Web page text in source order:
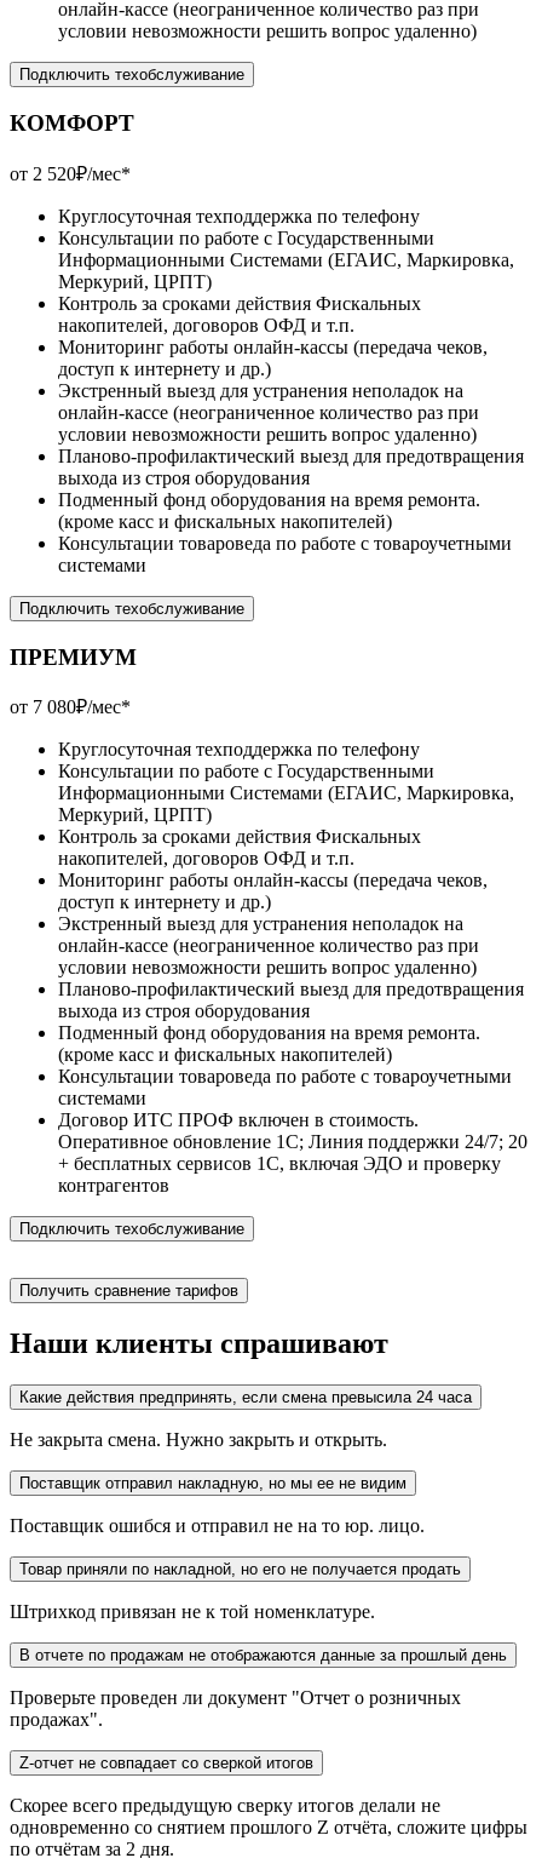
онлайн-кассе (неограниченное количество раз при
условии невозможности решить вопрос удаленно)
Подключить техобслуживание
КОМФОРТ
от 2 520₽/мес*
Круглосуточная техподдержка по телефону
Консультации по работе с Государственными
Информационными Системами (ЕГАИС, Маркировка,
Меркурий, ЦРПТ)
Контроль за сроками действия Фискальных
накопителей, договоров ОФД и т.п.
Мониторинг работы онлайн-кассы (передача чеков,
доступ к интернету и др.)
Экстренный выезд для устранения неполадок на
онлайн-кассе (неограниченное количество раз при
условии невозможности решить вопрос удаленно)
Планово-профилактический выезд для предотвращения
выхода из строя оборудования
Подменный фонд оборудования на время ремонта.
(кроме касс и фискальных накопителей)
Консультации товароведа по работе с товароучетными
системами
Подключить техобслуживание
ПРЕМИУМ
от 7 080₽/мес*
Круглосуточная техподдержка по телефону
Консультации по работе с Государственными
Информационными Системами (ЕГАИС, Маркировка,
Меркурий, ЦРПТ)
Контроль за сроками действия Фискальных
накопителей, договоров ОФД и т.п.
Мониторинг работы онлайн-кассы (передача чеков,
доступ к интернету и др.)
Экстренный выезд для устранения неполадок на
онлайн-кассе (неограниченное количество раз при
условии невозможности решить вопрос удаленно)
Планово-профилактический выезд для предотвращения
выхода из строя оборудования
Подменный фонд оборудования на время ремонта.
(кроме касс и фискальных накопителей)
Консультации товароведа по работе с товароучетными
системами
Договор ИТС ПРОФ включен в стоимость.
Оперативное обновление 1С; Линия поддержки 24/7; 20
+ бесплатных сервисов 1С, включая ЭДО и проверку
контрагентов
Подключить техобслуживание
Получить сравнение тарифов
Наши клиенты спрашивают
Какие действия предпринять, если смена превысила 24 часа
Не закрыта смена. Нужно закрыть и открыть.
Поставщик отправил накладную, но мы ее не видим
Поставщик ошибся и отправил не на то юр. лицо.
Товар приняли по накладной, но его не получается продать
Штрихкод привязан не к той номенклатуре.
В отчете по продажам не отображаются данные за прошлый день
Проверьте проведен ли документ "Отчет о розничных
продажах".
Z-отчет не совпадает со сверкой итогов
Скорее всего предыдущую сверку итогов делали не
одновременно со снятием прошлого Z отчёта, сложите цифры
по отчётам за 2 дня.